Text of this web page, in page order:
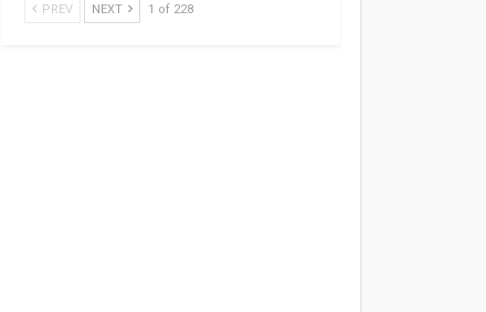
PREV NEXT 1 of 228